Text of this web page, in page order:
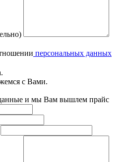
персональных данных
с Вами.
и мы Вам вышлем прайс